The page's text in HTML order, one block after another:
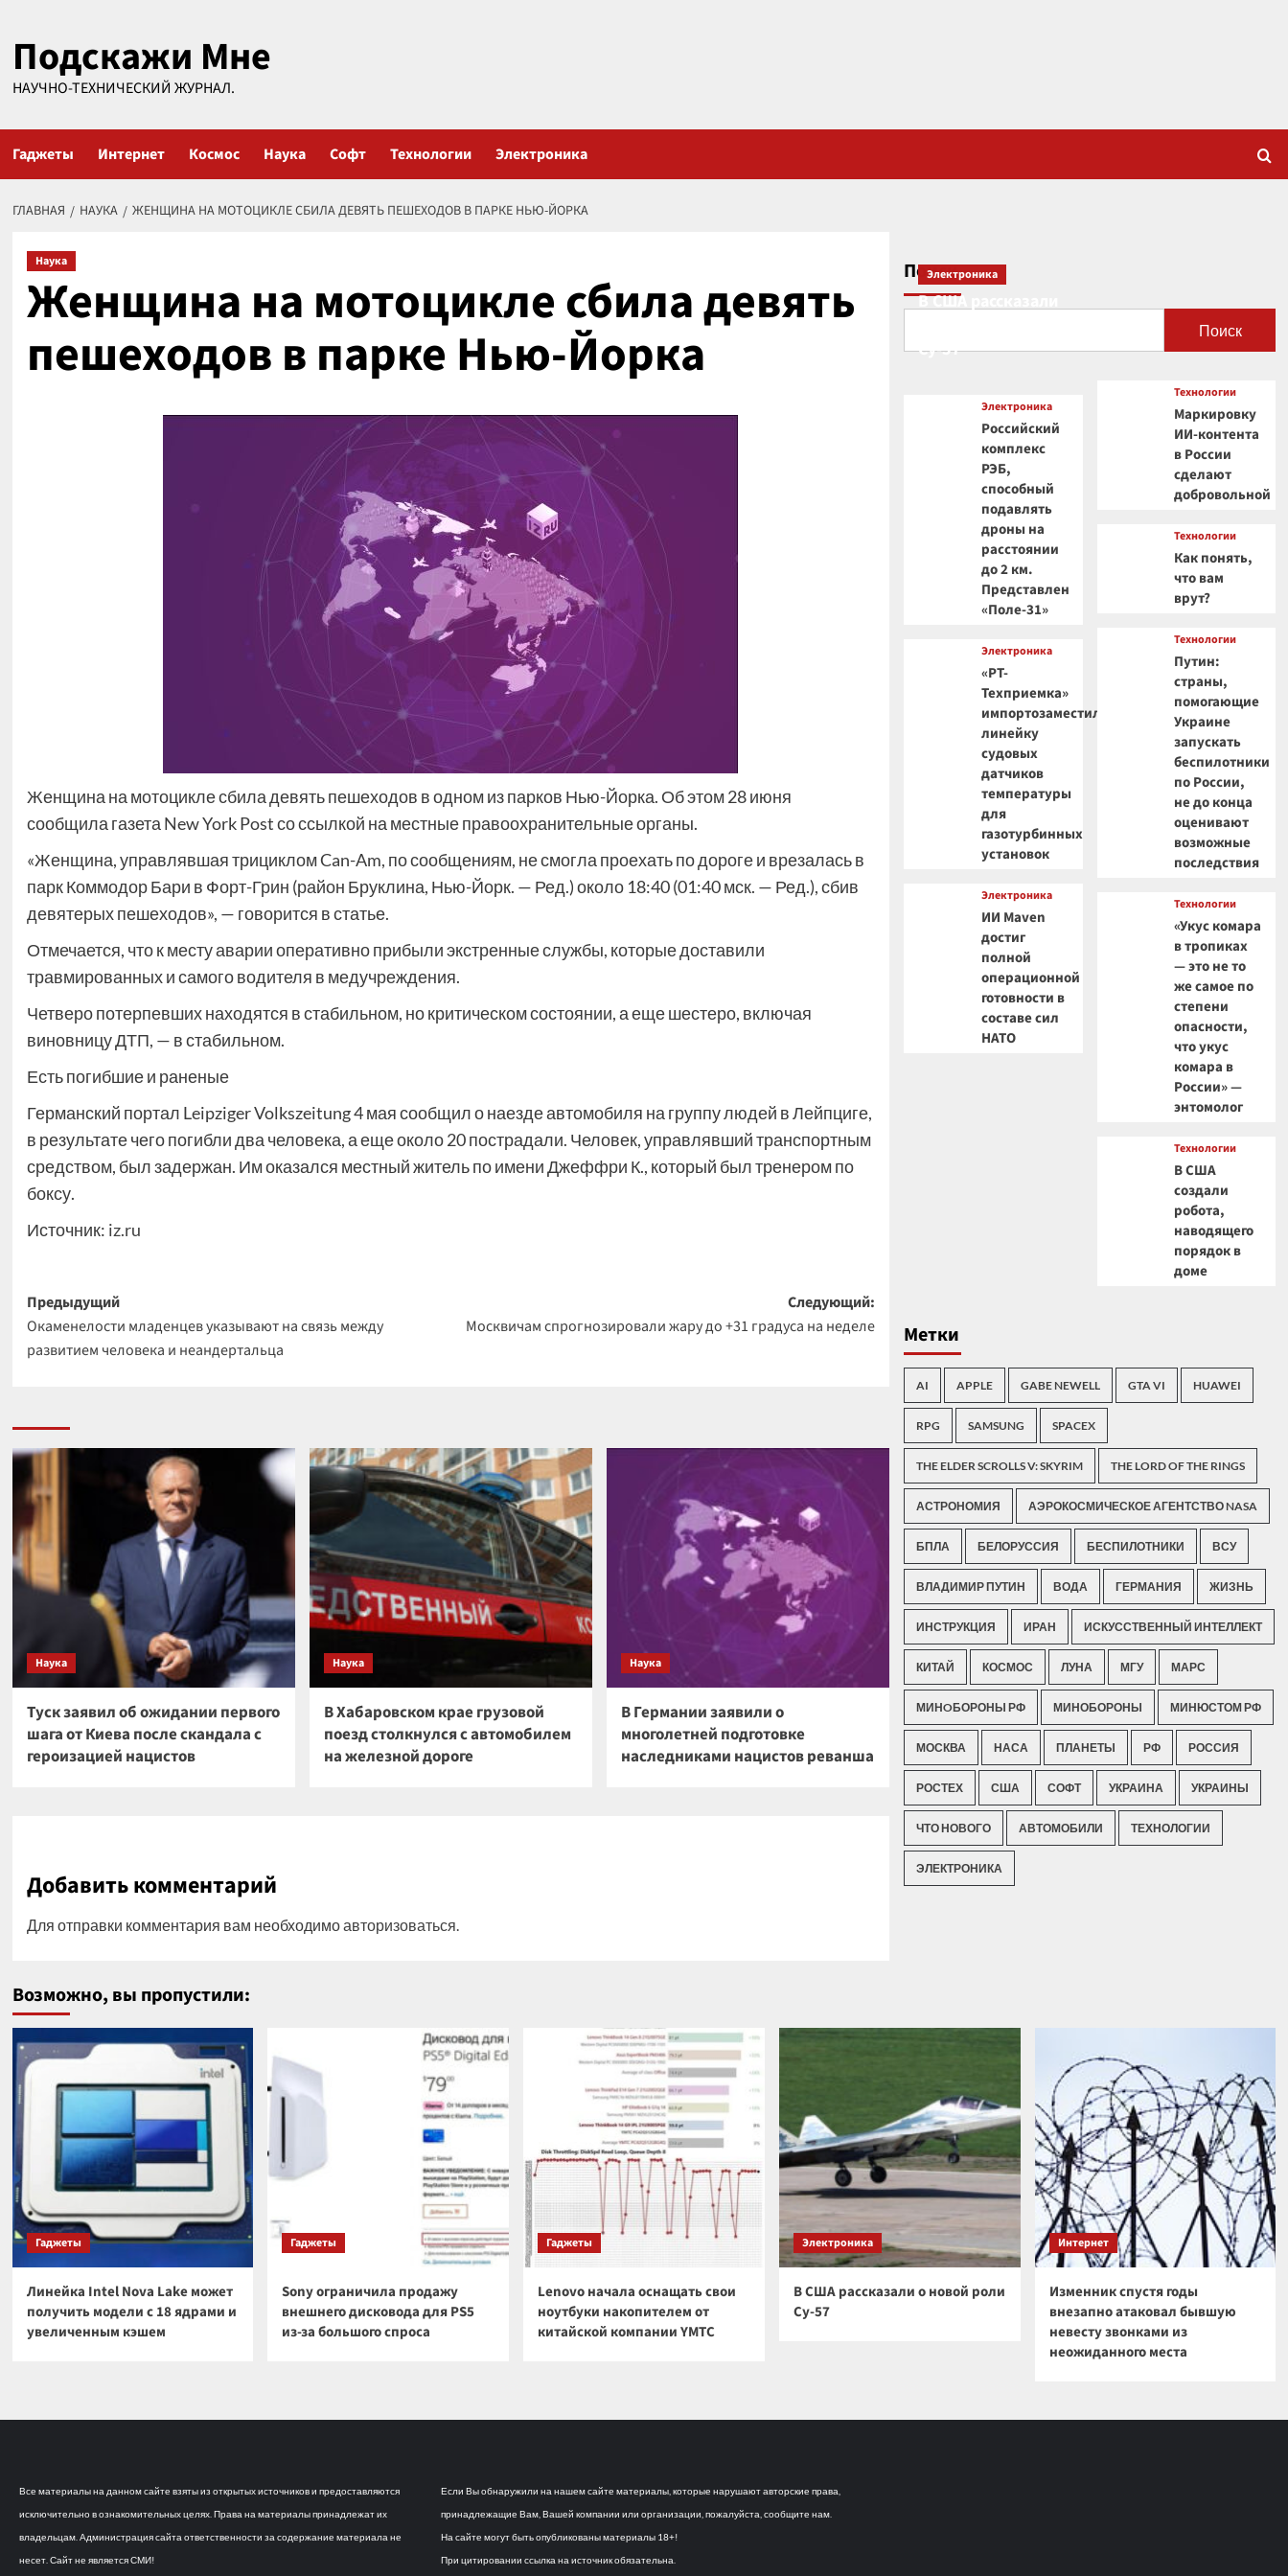
содержимому
Подскажи Мне
НАУЧНО-ТЕХНИЧЕСКИЙ ЖУРНАЛ.
Гаджеты Интернет Космос Наука Софт Технологии Электроника
ГЛАВНАЯ НАУКА ЖЕНЩИНА НА МОТОЦИКЛЕ СБИЛА ДЕВЯТЬ ПЕШЕХОДОВ В ПАРКЕ НЬЮ-ЙОРКА
Наука
Женщина на мотоцикле сбила девять
пешеходов в парке Нью-Йорка
Женщина на мотоцикле сбила девять пешеходов в одном из парков Нью-Йорка. Об этом 28 июня
сообщила газета New York Post со ссылкой на местные правоохранительные органы.
«Женщина, управлявшая трициклом Can-Am, по сообщениям, не смогла проехать по дороге и врезалась в
парк Коммодор Бари в Форт-Грин (район Бруклина, Нью-Йорк. — Ред.) около 18:40 (01:40 мск. — Ред.), сбив
девятерых пешеходов», — говорится в статье.
Отмечается, что к месту аварии оперативно прибыли экстренные службы, которые доставили
травмированных и самого водителя в медучреждения.
Четверо потерпевших находятся в стабильном, но критическом состоянии, а еще шестеро, включая
виновницу ДТП, — в стабильном.
Есть погибшие и раненые
Германский портал Leipziger Volkszeitung 4 мая сообщил о наезде автомобиля на группу людей в Лейпциге,
в результате чего погибли два человека, а еще около 20 пострадали. Человек, управлявший транспортным
средством, был задержан. Им оказался местный житель по имени Джеффри К., который был тренером по
боксу.
Источник: iz.ru
Навигация
записи
Предыдущий
Окаменелости младенцев указывают на связь между
развитием человека и неандертальца
Следующий:
Москвичам спрогнозировали жару до +31 градуса на неделе
Наука
Туск заявил об ожидании первого
шага от Киева после скандала с
героизацией нацистов
Наука
В Хабаровском крае грузовой
поезд столкнулся с автомобилем
на железной дороге
Наука
В Германии заявили о
многолетней подготовке
наследниками нацистов реванша
Добавить комментарий
Для отправки комментария вам необходимоавторизоваться.
Поиск
Поиск
Электроника
В США рассказали
Су-57
Электроника
Российский
комплекс
РЭБ,
способный
подавлять
дроны на
расстоянии
до 2 км.
Представлен
«Поле-31»
Электроника
«РТ-
Техприемка»
импортозаместила
линейку
судовых
датчиков
температуры
для
газотурбинных
установок
Электроника
ИИ Maven
достиг
полной
операционной
готовности в
составе сил
НАТО
Технологии
Маркировку
ИИ-контента
в России
сделают
добровольной
Технологии
Как понять,
что вам
врут?
Технологии
Путин:
страны,
помогающие
Украине
запускать
беспилотники
по России,
не до конца
оценивают
возможные
последствия
Технологии
«Укус комара
в тропиках
— это не то
же самое по
степени
опасности,
что укус
комара в
России» —
энтомолог
Технологии
В США
создали
робота,
наводящего
порядок в
доме
Метки
AI APPLE GABE NEWELL GTA VI HUAWEI
RPG SAMSUNG SPACEX
THE ELDER SCROLLS V: SKYRIM THE LORD OF THE RINGS
АСТРОНОМИЯ АЭРОКОСМИЧЕСКОЕ АГЕНТСТВО NASA
БПЛА БЕЛОРУССИЯ БЕСПИЛОТНИКИ ВСУ
ВЛАДИМИР ПУТИН ВОДА ГЕРМАНИЯ ЖИЗНЬ
ИНСТРУКЦИЯ ИРАН ИСКУССТВЕННЫЙ ИНТЕЛЛЕКТ
КИТАЙ КОСМОС ЛУНА МГУ МАРС
МИНOБОРОНЫ РФ МИНОБОРОНЫ МИНЮСТОМ РФ
МОСКВА НАСА ПЛАНЕТЫ РФ РОССИЯ
РОСТЕХ США СОФТ УКРАИНА УКРАИНЫ
ЧТО НОВОГО АВТОМОБИЛИ ТЕХНОЛОГИИ
ЭЛЕКТРОНИКА
Возможно, вы пропустили:
Гаджеты
Линейка Intel Nova Lake может
получить модели с 18 ядрами и
увеличенным кэшем
Гаджеты
Sony ограничила продажу
внешнего дисковода для PS5
из-за большого спроса
Гаджеты
Lenovo начала оснащать свои
ноутбуки накопителем от
китайской компании YMTC
Электроника
В США рассказали о новой роли
Су-57
Интернет
Изменник спустя годы
внезапно атаковал бывшую
невесту звонками из
неожиданного места
Все материалы на данном сайте взяты из открытых источников и предоставляются
исключительно в ознакомительных целях. Права на материалы принадлежат их
владельцам. Администрация сайта ответственности за содержание материала не
несет. Сайт не является СМИ!
Если Вы обнаружили на нашем сайте материалы, которые нарушают авторские права,
принадлежащие Вам, Вашей компании или организации, пожалуйста, сообщите нам.
На сайте могут быть опубликованы материалы 18+!
При цитировании ссылка на источник обязательна.